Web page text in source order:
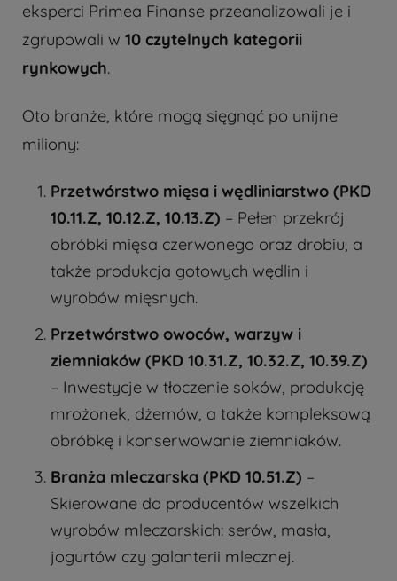
eksperci Primea Finanse przeanalizowali je i
zgrupowali w 10 czytelnych kategorii
rynkowych.
Oto branże, które mogą sięgnąć po unijne
miliony:
Przetwórstwo mięsa i wędliniarstwo (PKD
10.11.Z, 10.12.Z, 10.13.Z) – Pełen przekrój
obróbki mięsa czerwonego oraz drobiu, a
także produkcja gotowych wędlin i
wyrobów mięsnych.
Przetwórstwo owoców, warzyw i
ziemniaków (PKD 10.31.Z, 10.32.Z, 10.39.Z)
– Inwestycje w tłoczenie soków, produkcję
mrożonek, dżemów, a także kompleksową
obróbkę i konserwowanie ziemniaków.
Branża mleczarska (PKD 10.51.Z) –
Skierowane do producentów wszelkich
wyrobów mleczarskich: serów, masła,
jogurtów czy galanterii mlecznej.